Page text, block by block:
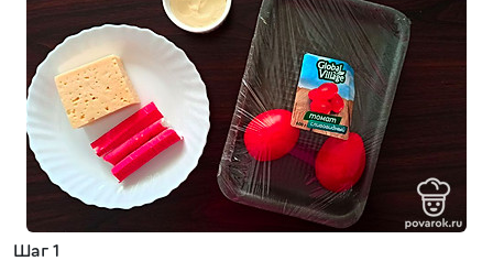
Шаг 1